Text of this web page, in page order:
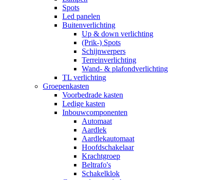
Spots
Led panelen
Buitenverlichting
Up & down verlichting
(Prik-) Spots
Schijnwerpers
Terreinverlichting
Wand- & plafondverlichting
TL verlichting
Groepenkasten
Voorbedrade kasten
Ledige kasten
Inbouwcomponenten
Automaat
Aardlek
Aardlekautomaat
Hoofdschakelaar
Krachtgroep
Beltrafo's
Schakelklok